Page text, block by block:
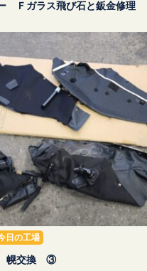
Ｆガラス飛び石と鈑金修理
日の工場
幌交換 ③